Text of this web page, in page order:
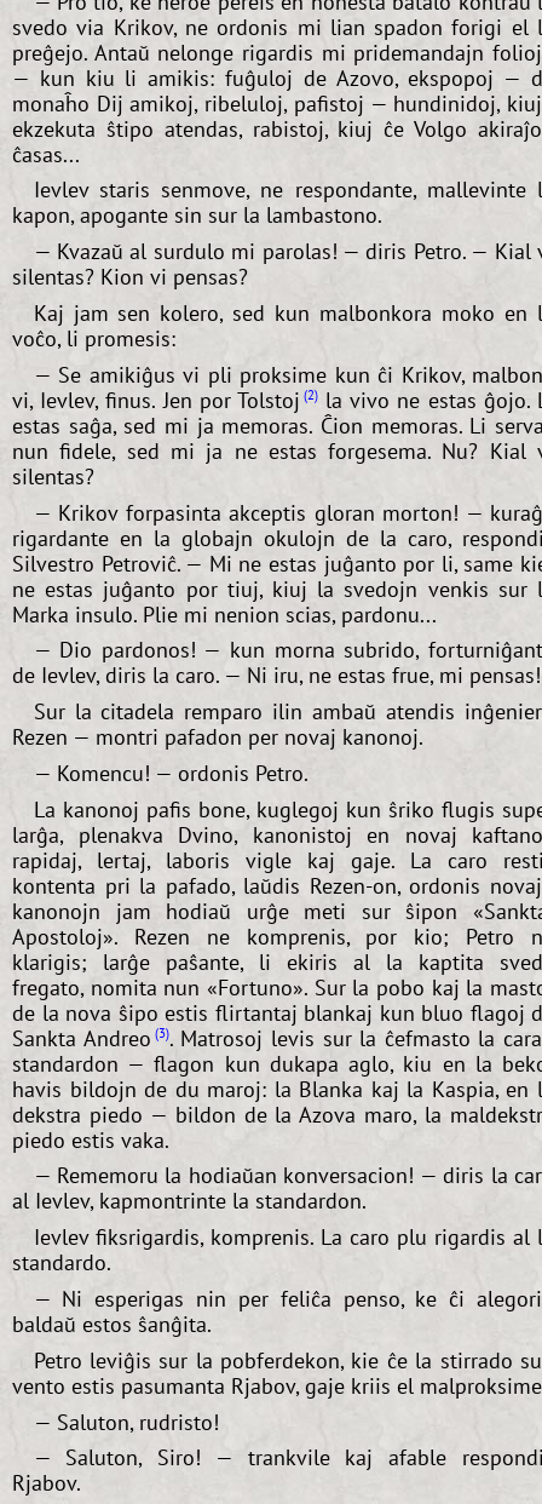
svedo via Krikov, ne ordonis mi lian spadon forigi el
preĝejo. Antaŭ nelonge rigardis mi pridemandajn
— kun kiu li amikis: fuĝuloj de Azovo, ekspopoj —
monaĥo Dij amikoj, ribeluloj, pafistoj — hundinidoj,
ekzekuta ŝtipo atendas, rabistoj, kiuj ĉe Volgo
ĉasas...
Ievlev staris senmove, ne respondante, mallevinte
kapon, apogante sin sur la lambastono.
— Kvazaŭ al surdulo mi parolas! — diris Petro. — Kial
silentas? Kion vi pensas?
Kaj jam sen kolero, sed kun malbonkora moko en
voĉo, li promesis:
— Se amikiĝus vi pli proksime kun ĉi Krikov,
vi, Ievlev, finus. Jen por Tolstoj 2 la vivo ne estas ĝojo.
estas saĝa, sed mi ja memoras. Ĉion memoras. Li
nun fidele, sed mi ja ne estas forgesema. Nu? Kial
silentas?
— Krikov forpasinta akceptis gloran morton! —
rigardante en la globajn okulojn de la caro,
Silvestro Petroviĉ. — Mi ne estas juĝanto por li, same
ne estas juĝanto por tiuj, kiuj la svedojn venkis sur
Marka insulo. Plie mi nenion scias, pardonu...
— Dio pardonos! — kun morna subrido,
de Ievlev, diris la caro. — Ni iru, ne estas frue, mi pensas!
Sur la citadela remparo ilin ambaŭ atendis
Rezen — montri pafadon per novaj kanonoj.
— Komencu! — ordonis Petro.
La kanonoj pafis bone, kuglegoj kun ŝriko flugis
larĝa, plenakva Dvino, kanonistoj en novaj
rapidaj, lertaj, laboris vigle kaj gaje. La caro
kontenta pri la pafado, laŭdis Rezen-on, ordonis
kanonojn jam hodiaŭ urĝe meti sur ŝipon
Apostoloj». Rezen ne komprenis, por kio; Petro
klarigis; larĝe paŝante, li ekiris al la kaptita
fregato, nomita nun «Fortuno». Sur la pobo kaj la
de la nova ŝipo estis flirtantaj blankaj kun bluo flagoj
Sankta Andreo 3 . Matrosoj levis sur la ĉefmasto la
standardon — flagon kun dukapa aglo, kiu en la
havis bildojn de du maroj: la Blanka kaj la Kaspia, en
dekstra piedo — bildon de la Azova maro, la
piedo estis vaka.
— Rememoru la hodiaŭan konversacion! — diris la
al Ievlev, kapmontrinte la standardon.
Ievlev fiksrigardis, komprenis. La caro plu rigardis al
standardo.
— Ni esperigas nin per feliĉa penso, ke ĉi
baldaŭ estos ŝanĝita.
Petro leviĝis sur la pobferdekon, kie ĉe la stirrado
vento estis pasumanta Rjabov, gaje kriis el
— Saluton, rudristo!
— Saluton, Siro! — trankvile kaj afable
Rjabov.